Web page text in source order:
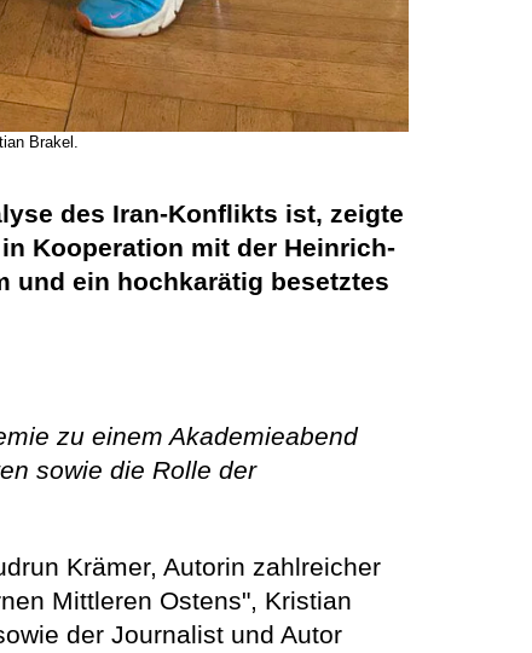
Brakel.
des Iran-Konflikts ist, zeigte
Kooperation mit der Heinrich-
und ein hochkarätig besetztes
zu einem Akademieabend
sowie die Rolle der
Krämer, Autorin zahlreicher
Mittleren Ostens", Kristian
der Journalist und Autor